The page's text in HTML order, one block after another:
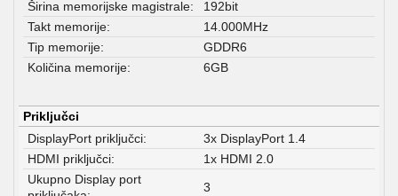
Širina memorijske magistrale:
192bit
Takt memorije:
14.000MHz
Tip memorije:
GDDR6
Količina memorije:
6GB
Priključci
DisplayPort priključci:
3x DisplayPort 1.4
HDMI priključci:
1x HDMI 2.0
Ukupno Display port
3